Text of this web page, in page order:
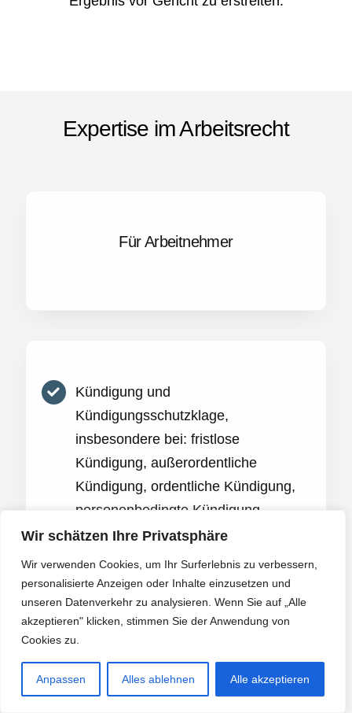
Wir schätzen Ihre Privatsphäre
Wir verwenden Cookies, um Ihr Surferlebnis zu verbessern,
personalisierte Anzeigen oder Inhalte einzusetzen und
unseren Datenverkehr zu analysieren. Wenn Sie auf „Alle
akzeptieren" klicken, stimmen Sie der Anwendung von
Cookies zu.
Anpassen Alles ablehnen Alle akzeptieren
Expertise im Arbeitsrecht
Für Arbeitnehmer
Kündigung und
Kündigungsschutzklage,
insbesondere bei: fristlose
Kündigung, außerordentliche
Kündigung, ordentliche Kündigung,
personenbedingte Kündigung,
verhaltensbedingte Kündigung,
betriebliche Kündigung
Verhandlung bestmöglicher
Aufhebungsverträge
Abfindung und Verhandlung
bestmöglicher Abfindungen